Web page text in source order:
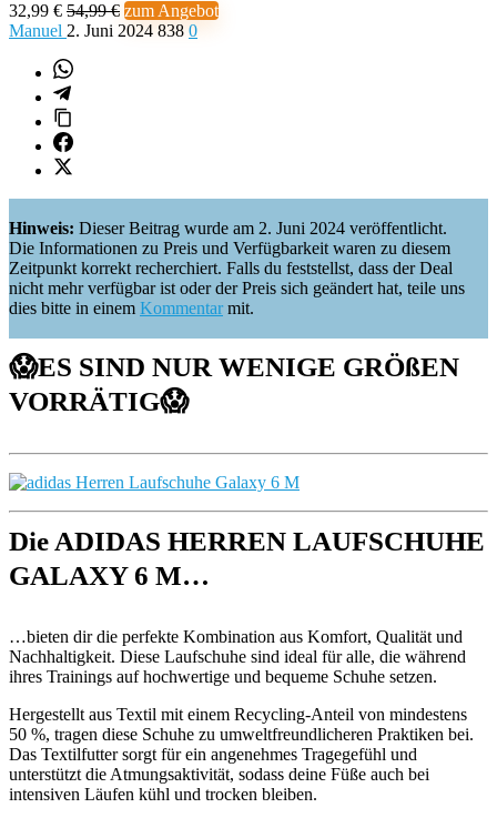
32,99 € 54,99 € zum Angebot
Manuel 2. Juni 2024 838 0
Hinweis: Dieser Beitrag wurde am 2. Juni 2024 veröffentlicht.
Die Informationen zu Preis und Verfügbarkeit waren zu diesem
Zeitpunkt korrekt recherchiert. Falls du feststellst, dass der Deal
nicht mehr verfügbar ist oder der Preis sich geändert hat, teile uns
dies bitte in einem Kommentarmit.
😱ES SIND NUR WENIGE GRÖßEN
VORRÄTIG😱
Die ADIDAS HERREN LAUFSCHUHE
GALAXY 6 M…
…bieten dir die perfekte Kombination aus Komfort, Qualität und
Nachhaltigkeit. Diese Laufschuhe sind ideal für alle, die während
ihres Trainings auf hochwertige und bequeme Schuhe setzen.
Hergestellt aus Textil mit einem Recycling-Anteil von mindestens
50 %, tragen diese Schuhe zu umweltfreundlicheren Praktiken bei.
Das Textilfutter sorgt für ein angenehmes Tragegefühl und
unterstützt die Atmungsaktivität, sodass deine Füße auch bei
intensiven Läufen kühl und trocken bleiben.